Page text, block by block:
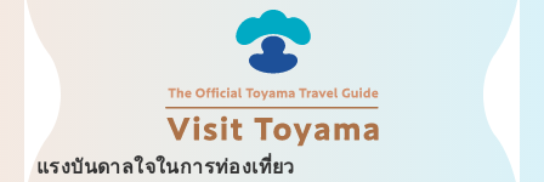
แรงบันดาลใจในการท่องเที่ยว